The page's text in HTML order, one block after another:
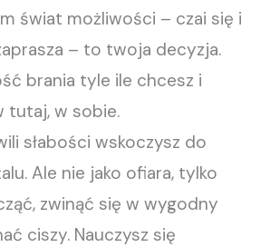
świat możliwości – czai się i
– to twoja decyzja.
brania tyle ile chcesz i
tutaj, w sobie.
słabości wskoczysz do
Ale nie jako ofiara, tylko
zwinąć się w wygodny
ciszy. Nauczysz się